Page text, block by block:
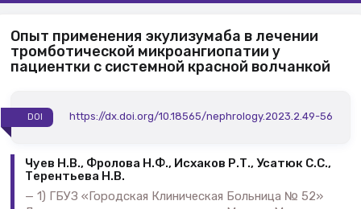
Опыт применения экулизумаба в лечении
тромботической микроангиопатии у
пациентки с системной красной волчанкой
DOI https://dx.doi.org/10.18565/nephrology.2023.2.49-56
Чуев Н.В., Фролова Н.Ф., Исхаков Р.Т., Усатюк С.С.,
Терентьева Н.В.
1) ГБУЗ «Городская Клиническая Больница № 52»